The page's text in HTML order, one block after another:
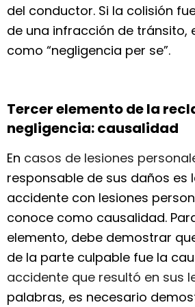
del conductor. Si la colisión
de una infracción de tránsito,
como “negligencia per se”.
Tercer elemento de la
negligencia: causalidad
En casos de lesiones
responsable de sus daños es
accidente con lesiones
conoce como causalidad.
elemento, debe demostrar
de la parte culpable fue la
accidente que resultó en sus
palabras, es necesario